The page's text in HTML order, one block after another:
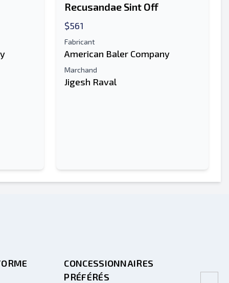
Recusandae Sint Off
$561
Fabricant
American Baler Company
Marchand
Jigesh Raval
Envoyer
CONCESSIONNAIRES
PRÉFÉRÉS